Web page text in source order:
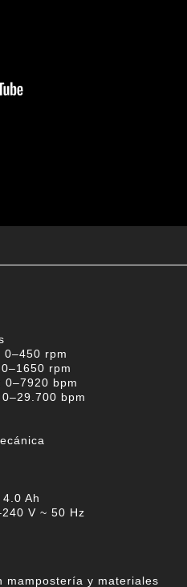
0–450 rpm
rpm
0–7920 bpm
bpm
Ah
V ~ 50 Hz
mampostería y materiales